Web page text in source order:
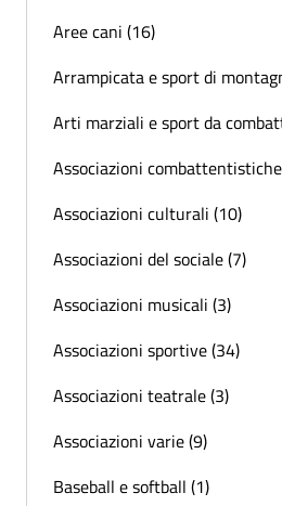
Aree cani (16)
Arrampicata e sport di
Arti marziali e sport da
Associazioni
Associazioni culturali (10)
Associazioni del sociale (7)
Associazioni musicali (3)
Associazioni sportive (34)
Associazioni teatrale (3)
Associazioni varie (9)
Baseball e softball (1)